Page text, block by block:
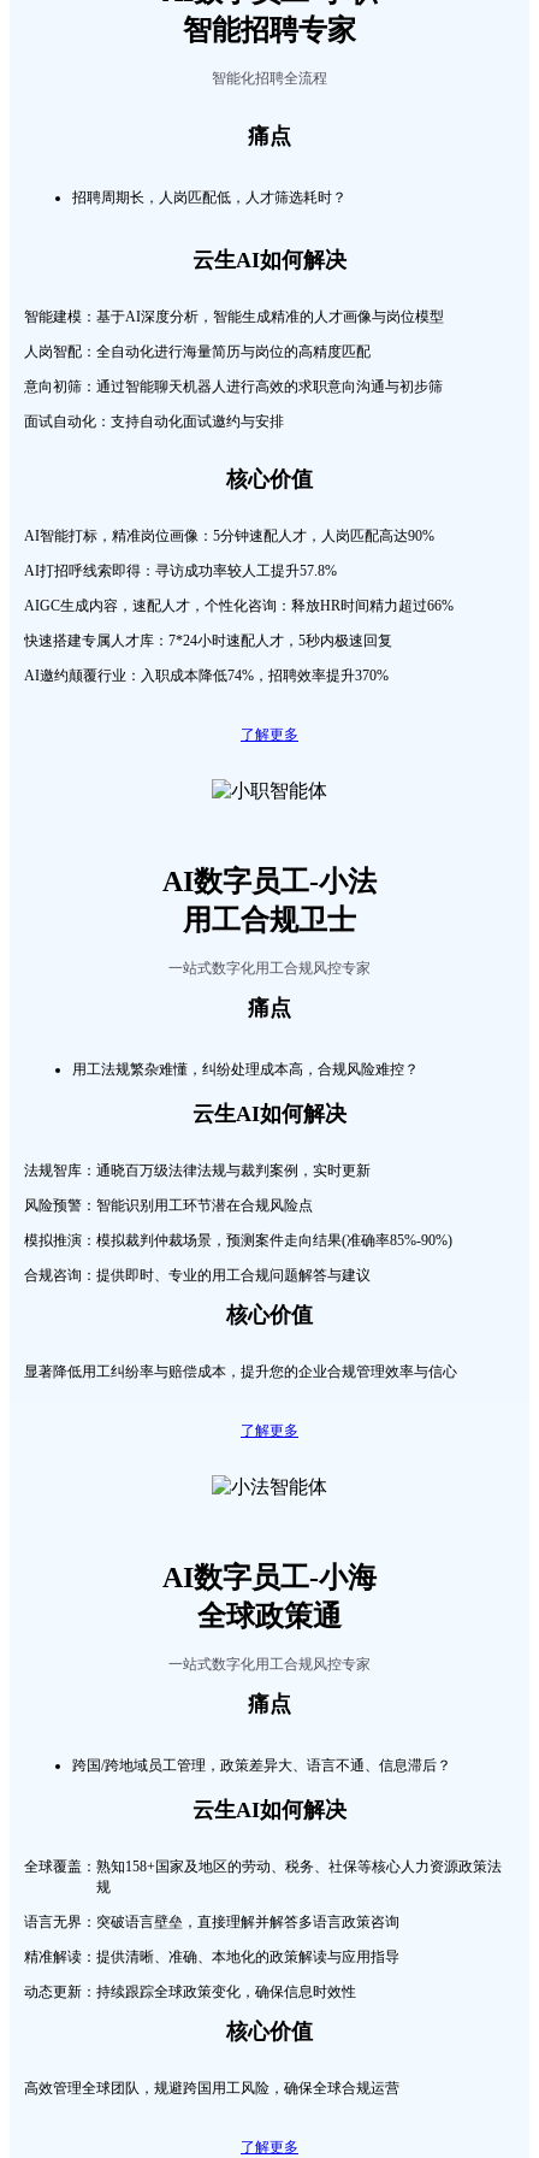
智能招聘专家
智能化招聘全流程
痛点
招聘周期长，人岗匹配低，人才筛选耗时？
云生AI如何解决
智能建模： 基于AI深度分析，智能生成精准的人才画像与岗位模型
人岗智配： 全自动化进行海量简历与岗位的高精度匹配
意向初筛： 通过智能聊天机器人进行高效的求职意向沟通与初步筛
面试自动化： 支持自动化面试邀约与安排
核心价值
AI智能打标，精准岗位画像：5分钟速配人才，人岗匹配高达90%
AI打招呼线索即得：寻访成功率较人工提升57.8%
AIGC生成内容，速配人才，个性化咨询：释放HR时间精力超过66%
快速搭建专属人才库：7*24小时速配人才，5秒内极速回复
AI邀约颠覆行业：入职成本降低74%，招聘效率提升370%
了解更多
AI数字员工-小法
用工合规卫士
一站式数字化用工合规风控专家
痛点
用工法规繁杂难懂，纠纷处理成本高，合规风险难控？
云生AI如何解决
法规智库： 通晓百万级法律法规与裁判案例，实时更新
风险预警： 智能识别用工环节潜在合规风险点
模拟推演： 模拟裁判仲裁场景，预测案件走向结果(准确率85%-90%)
合规咨询： 提供即时、专业的用工合规问题解答与建议
核心价值
显著降低用工纠纷率与赔偿成本，提升您的企业合规管理效率与信心
了解更多
AI数字员工-小海
全球政策通
一站式数字化用工合规风控专家
痛点
跨国/跨地域员工管理，政策差异大、语言不通、信息滞后？
云生AI如何解决
全球覆盖： 熟知158+国家及地区的劳动、税务、社保等核心人力资源政策法
规
语言无界： 突破语言壁垒，直接理解并解答多语言政策咨询
精准解读： 提供清晰、准确、本地化的政策解读与应用指导
动态更新： 持续跟踪全球政策变化，确保信息时效性
核心价值
高效管理全球团队，规避跨国用工风险，确保全球合规运营
了解更多